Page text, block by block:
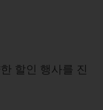
할인 행사를 진